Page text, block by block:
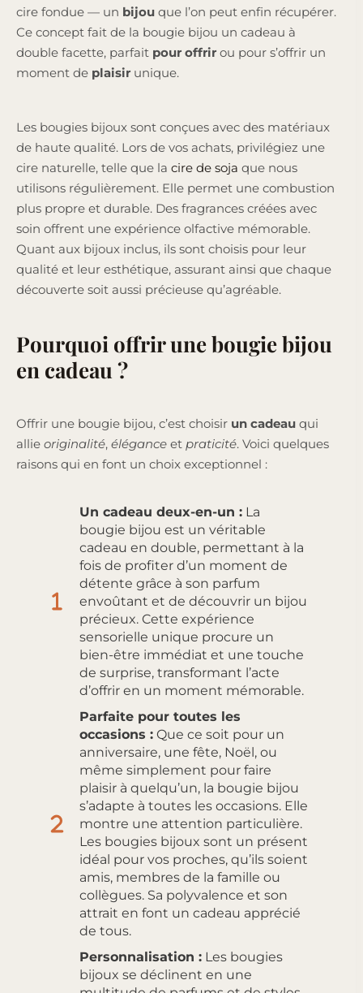
cire fondue — un bijou que l’on peut enfin récupérer.
Ce concept fait de la bougie bijou un cadeau à
double facette, parfait pour offrir ou pour s’offrir un
moment de plaisir unique.
Les bougies bijoux sont conçues avec des matériaux
de haute qualité. Lors de vos achats, privilégiez une
cire naturelle, telle que la cire de soja que nous
utilisons régulièrement. Elle permet une combustion
plus propre et durable. Des fragrances créées avec
soin offrent une expérience olfactive mémorable.
Quant aux bijoux inclus, ils sont choisis pour leur
qualité et leur esthétique, assurant ainsi que chaque
découverte soit aussi précieuse qu’agréable.
Pourquoi offrir une bougie bijou
en cadeau ?
Offrir une bougie bijou, c’est choisir un cadeau qui
allie originalité, élégance et praticité. Voici quelques
raisons qui en font un choix exceptionnel :
Un cadeau deux-en-un : La
bougie bijou est un véritable
cadeau en double, permettant à la
fois de profiter d’un moment de
détente grâce à son parfum
envoûtant et de découvrir un bijou
précieux. Cette expérience
sensorielle unique procure un
bien-être immédiat et une touche
de surprise, transformant l’acte
d’offrir en un moment mémorable.
Parfaite pour toutes les
occasions : Que ce soit pour un
anniversaire, une fête, Noël, ou
même simplement pour faire
plaisir à quelqu’un, la bougie bijou
s’adapte à toutes les occasions. Elle
montre une attention particulière.
Les bougies bijoux sont un présent
idéal pour vos proches, qu’ils soient
amis, membres de la famille ou
collègues. Sa polyvalence et son
attrait en font un cadeau apprécié
de tous.
Personnalisation : Les bougies
bijoux se déclinent en une